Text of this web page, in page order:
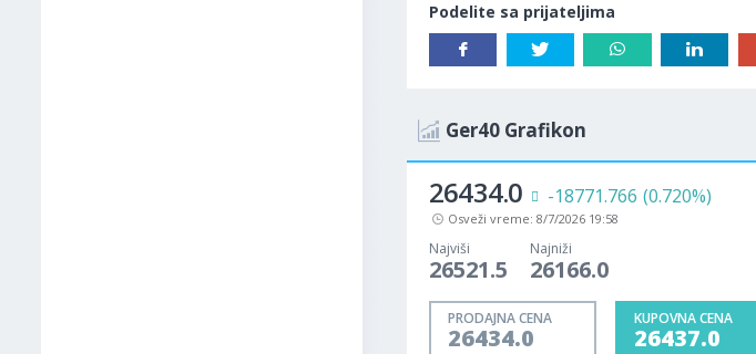
Podelite sa prijateljima
Ger40 Grafikon
26434.0 -18771.766 (0.720%)
Osveži vreme: 8/7/2026 19:58
Najviši
26521.5
Najniži
26166.0
PRODAJNA CENA
26434.0
KUPOVNA CENA
26437.0